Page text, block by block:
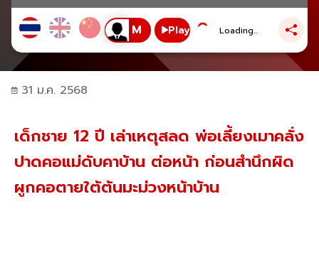
Play Loading...
31 ม.ค. 2568
เด็กชาย 12 ปี เล่าเหตุสลด พ่อเลี้ยงเมาคลั่ง
ปาดคอแม่ดับคาบ้าน ต่อหน้า ก่อนสำนึกผิด
ผูกคอตายใต้ต้นมะม่วงหน้าบ้าน